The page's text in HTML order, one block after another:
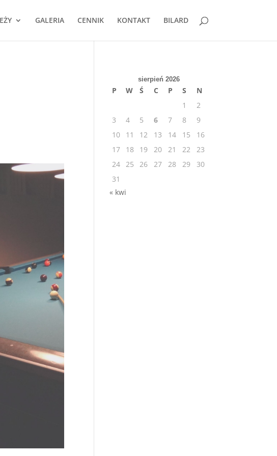
GALERIA CENNIK KONTAKT BILARD
sierpień 2026
P W Ś C P S
N
1
2
3
4 5 6 7 8
9
10
11 12 13 14 15
16
17
18 19 20 21 22
23
24 25 26 27 28 29
30
31
« kwi